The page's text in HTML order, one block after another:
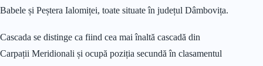
Babele și Peștera Ialomiței, toate situate în județul Dâmbovița.
Cascada se distinge ca fiind cea mai înaltă cascadă din
Carpații Meridionali și ocupă poziția secundă în clasamentul